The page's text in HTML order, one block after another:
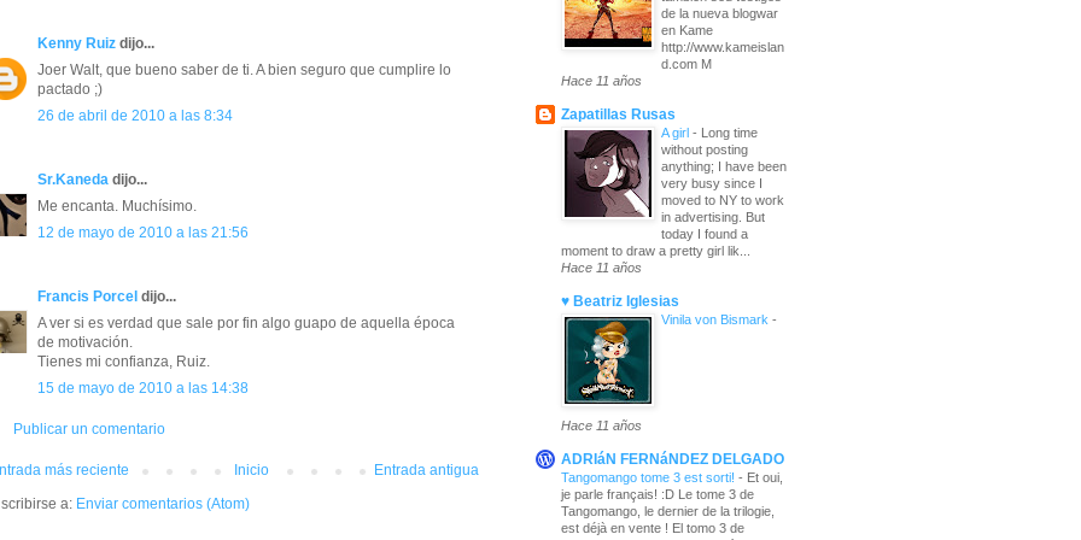
Kenny Ruiz dijo...
Joer Walt, que bueno saber de ti. A bien seguro que cumplire lo
pactado ;)
26 de abril de 2010 a las 8:34
Sr.Kaneda dijo...
Me encanta. Muchísimo.
12 de mayo de 2010 a las 21:56
Francis Porcel dijo...
A ver si es verdad que sale por fin algo guapo de aquella época
de motivación.
Tienes mi confianza, Ruiz.
15 de mayo de 2010 a las 14:38
Publicar un comentario
más reciente Entrada antigua
Inicio
a: Enviar comentarios (Atom)
de la nueva blogwar
en Kame
http://www.kameislan
d.com M
Hace 11 años
Zapatillas Rusas
A girl -
Long time
without posting
anything; I have been
very busy since I
moved to NY to work
in advertising. But
today I found a
moment to draw a pretty girl lik...
Hace 11 años
♥ Beatriz Iglesias
Vinila von Bismark -
Hace 11 años
ADRIáN FERNáNDEZ DELGADO
Tangomango tome 3 est sorti! - Et oui,
je parle français! :D Le tome 3 de
Tangomango, le dernier de la trilogie,
est déjà en vente ! El tomo 3 de